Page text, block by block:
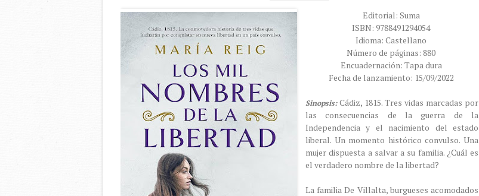
Editorial: Suma
ISBN: 9788491294054
Idioma: Castellano
Número de páginas: 880
Encuadernación: Tapa dura
Fecha de lanzamiento: 15/09/2022
Sinopsis:Cádiz, 1815. Tres vidas marcadas por
las consecuencias de la guerra de la
Independencia y el nacimiento del estado
liberal. Un momento histórico convulso. Una
mujer dispuesta a salvar a su familia. ¿Cuál es
el verdadero nombre de la libertad?
La familia De Villalta, burgueses acomodados